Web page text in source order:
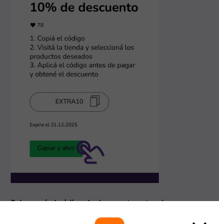
3. Ingresá el código de descuento antes de pagar